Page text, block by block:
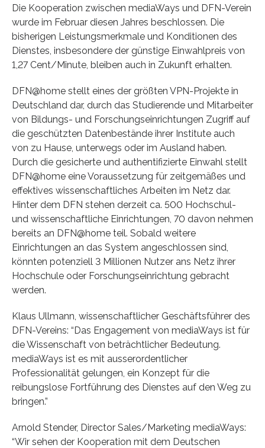
Die Kooperation zwischen mediaWays und DFN-Verein
wurde im Februar diesen Jahres beschlossen. Die
bisherigen Leistungsmerkmale und Konditionen des
Dienstes, insbesondere der günstige Einwahlpreis von
1,27 Cent/Minute, bleiben auch in Zukunft erhalten.
DFN@home stellt eines der größten VPN-Projekte in
Deutschland dar, durch das Studierende und Mitarbeiter
von Bildungs- und Forschungseinrichtungen Zugriff auf
die geschützten Datenbestände ihrer Institute auch
von zu Hause, unterwegs oder im Ausland haben.
Durch die gesicherte und authentifizierte Einwahl stellt
DFN@home eine Voraussetzung für zeitgemäßes und
effektives wissenschaftliches Arbeiten im Netz dar.
Hinter dem DFN stehen derzeit ca. 500 Hochschul-
und wissenschaftliche Einrichtungen, 70 davon nehmen
bereits an DFN@home teil. Sobald weitere
Einrichtungen an das System angeschlossen sind,
könnten potenziell 3 Millionen Nutzer ans Netz ihrer
Hochschule oder Forschungseinrichtung gebracht
werden.
Klaus Ullmann, wissenschaftlicher Geschäftsführer des
DFN-Vereins: “Das Engagement von mediaWays ist für
die Wissenschaft von beträchtlicher Bedeutung.
mediaWays ist es mit ausserordentlicher
Professionalität gelungen, ein Konzept für die
reibungslose Fortführung des Dienstes auf den Weg zu
bringen.”
Arnold Stender, Director Sales/Marketing mediaWays:
“Wir sehen der Kooperation mit dem Deutschen